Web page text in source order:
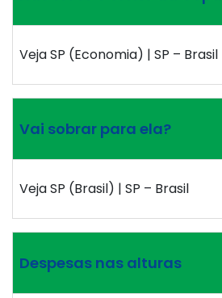
Veja SP (Economia) | SP – Brasil
Vai sobrar para ela?
Veja SP (Brasil) | SP – Brasil
Despesas nas alturas